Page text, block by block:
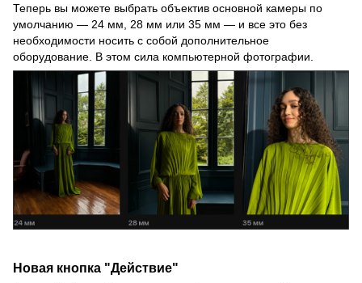
Теперь вы можете выбрать объектив основной камеры по
умолчанию — 24 мм, 28 мм или 35 мм — и все это без
необходимости носить с собой дополнительное
оборудование. В этом сила компьютерной фотографии.
Новая кнопка "Действие"